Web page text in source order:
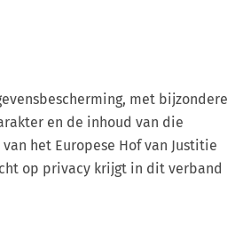
met bijzondere
en de inhoud van die
het Europese Hof van Justitie
op privacy krijgt in dit verband